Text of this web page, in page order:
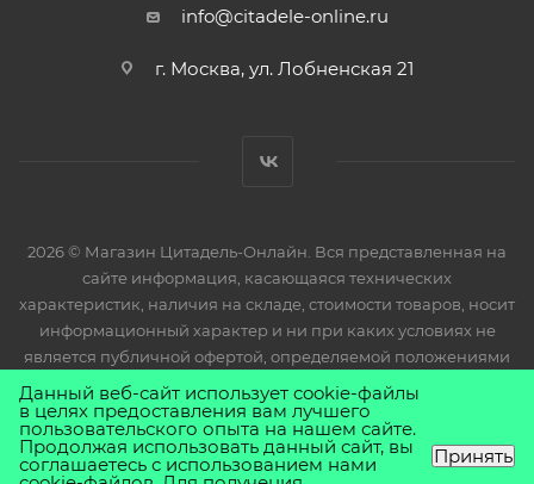
info@citadele-online.ru
г. Москва, ул. Лобненская 21
2026 © Магазин Цитадель-Онлайн. Вся представленная на
сайте информация, касающаяся технических
характеристик, наличия на складе, стоимости товаров, носит
информационный характер и ни при каких условиях не
является публичной офертой, определяемой положениями
Статьи 437(2) Гражданского кодекса РФ.
Данный веб-сайт использует cookie-файлы
в целях предоставления вам лучшего
пользовательского опыта на нашем сайте.
Продолжая использовать данный сайт, вы
соглашаетесь с использованием нами Принять